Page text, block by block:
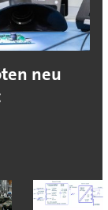
neu